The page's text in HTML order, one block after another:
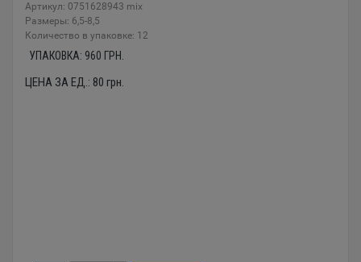
Артикул: 0751628943 mix
Размеры: 6,5-8,5
Количество в упаковке: 12
УПАКОВКА: 960 ГРН.
ЦЕНА ЗА ЕД.: 80 грн.